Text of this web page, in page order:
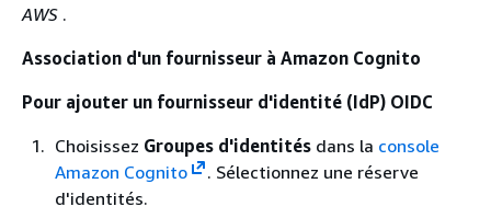
AWS .
Association d'un fournisseur à Amazon Cognito
Pour ajouter un fournisseur d'identité (IdP) OIDC
Choisissez Groupes d'identités dans la console
Amazon Cognito
. Sélectionnez une réserve
d'identités.